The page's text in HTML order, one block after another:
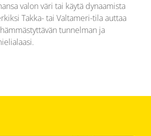
valon väri tai käytä dynaamista
Takka- tai Valtameri-tila auttaa
tunnelman ja